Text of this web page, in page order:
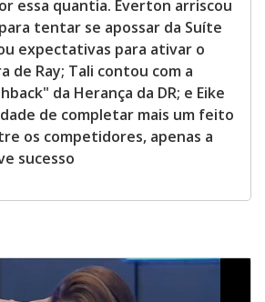
essa quantia. Everton arriscou
tentar se apossar da Suíte
expectativas para ativar o
de Ray; Tali contou com a
da Herança da DR; e Eike
de completar mais um feito
os competidores, apenas a
sucesso